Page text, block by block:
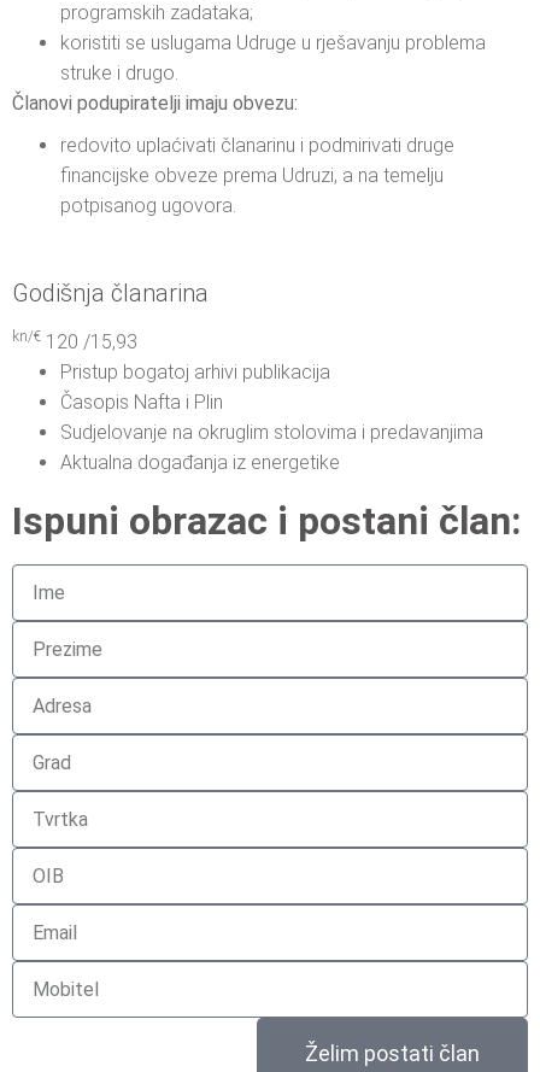
programskih zadataka;
koristiti se uslugama Udruge u rješavanju problema
struke i drugo.
Članovi podupiratelji imaju obvezu:
redovito uplaćivati članarinu i podmirivati druge
financijske obveze prema Udruzi, a na temelju
potpisanog ugovora.
Godišnja članarina
kn/€ 120 /15,93
Pristup bogatoj arhivi publikacija
Časopis Nafta i Plin
Sudjelovanje na okruglim stolovima i predavanjima
Aktualna događanja iz energetike
Ispuni obrazac i postani član:
Želim postati član